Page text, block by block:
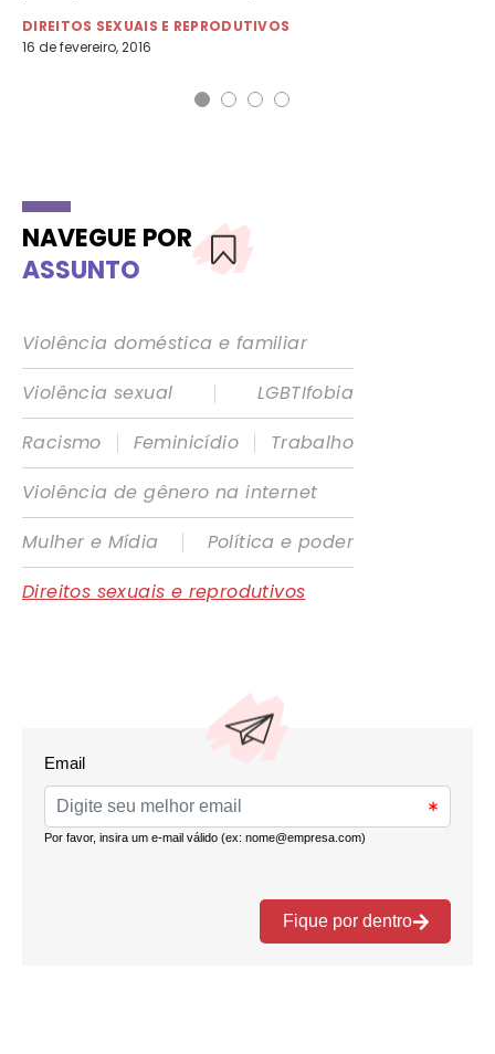
DIREITOS SEXUAIS E REPRODUTIVOS
16 de fevereiro, 2016
NAVEGUE POR
ASSUNTO
Violência doméstica e familiar
Violência sexual
|
LGBTIfobia
Racismo
| Feminicídio |
Trabalho
Violência de gênero na internet
Mulher e Mídia
|
Política e poder
Direitos sexuais e reprodutivos